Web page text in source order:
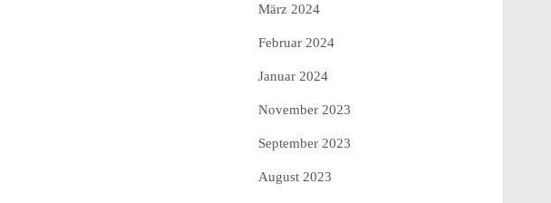
März 2024
Februar 2024
Januar 2024
November 2023
September 2023
August 2023